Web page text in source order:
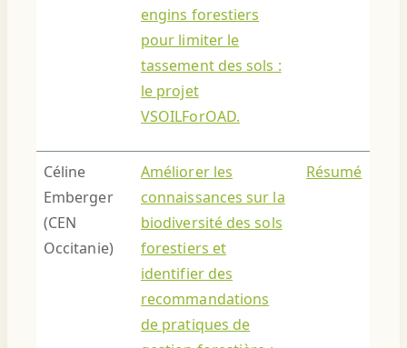
engins forestiers
pour limiter le
tassement des sols :
le projet
VSOILForOAD.
Céline
Emberger
(CEN
Occitanie)
Améliorer les
connaissances sur la
biodiversité des sols
forestiers et
identifier des
recommandations
de pratiques de
Résumé